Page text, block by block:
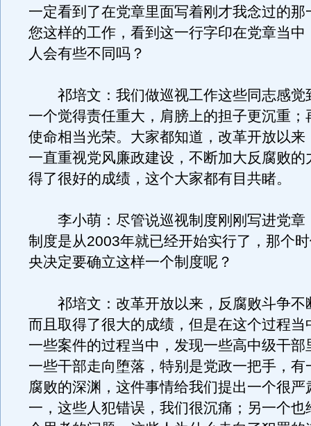
一定看到了在党章里面写着刚才我念过的那
您这样的工作，看到这一行字印在党章当中
人会有些不同吗？
祁培文：我们做巡视工作这些同志感觉
一个觉得责任重大，肩膀上的担子更沉重；
使命相当光荣。大家都知道，改革开放以来
一直重视党风廉政建设，不断加大反腐败的
得了很好的成绩，这个大家都有目共睹。
李小萌：尽管说巡视制度刚刚写进党章
制度是从2003年就已经开始实行了，那个
央决定要确立这样一个制度呢？
祁培文：改革开放以来，反腐败斗争不
而且取得了很大的成绩，但是在这个过程当
一些案件的过程当中，发现一些高中级干部
一些干部走向堕落，特别是党政一把手，有
腐败的深渊，这件事情给我们提出一个很严
一，这些人犯错误，我们很沉痛；另一个也